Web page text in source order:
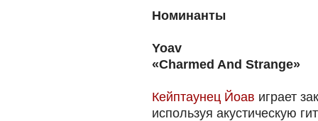
Номинанты
Yoav
«Charmed And Strange»
Кейптаунец Йоав играет
используя акустическую